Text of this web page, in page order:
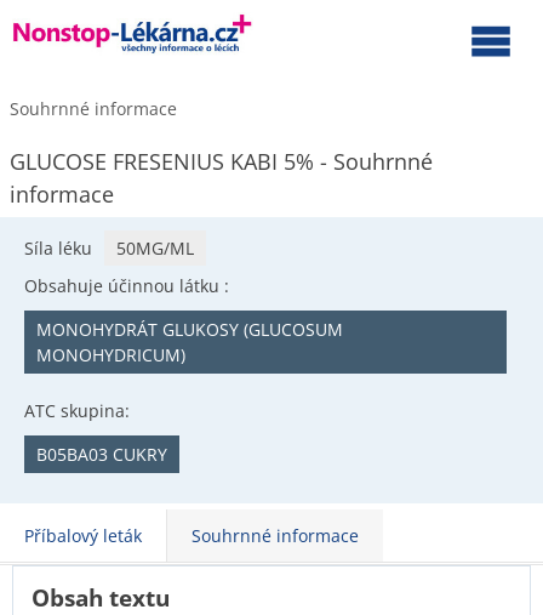
Souhrnné informace
GLUCOSE FRESENIUS KABI 5% - Souhrnné
informace
Síla léku
50MG/ML
Obsahuje účinnou látku :
MONOHYDRÁT GLUKOSY (GLUCOSUM
MONOHYDRICUM)
ATC skupina:
B05BA03 CUKRY
Příbalový leták Souhrnné informace
Obsah textu